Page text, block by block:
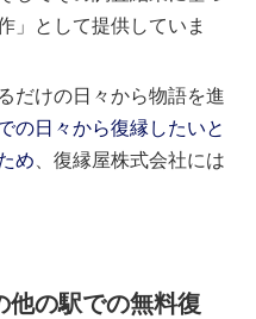
」として提供していま
だけの日々から物語を進
の日々から復縁したいと
め 、復縁屋株式会社には
他の駅での無料復